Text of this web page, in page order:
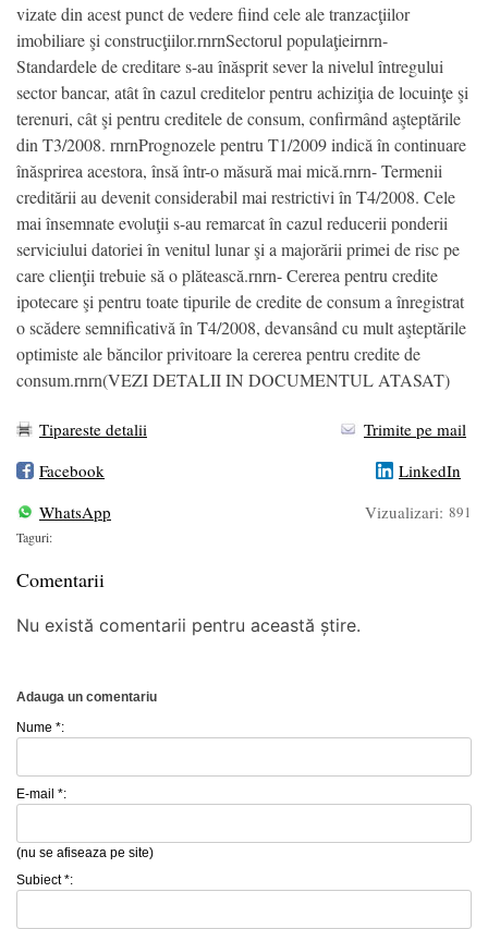
vizate din acest punct de vedere fiind cele ale tranzacţiilor
imobiliare şi construcţiilor.rnrnSectorul populaţieirnrn-
Standardele de creditare s-au înăsprit sever la nivelul întregului
sector bancar, atât în cazul creditelor pentru achiziţia de locuinţe şi
terenuri, cât şi pentru creditele de consum, confirmând aşteptările
din T3/2008. rnrnPrognozele pentru T1/2009 indică în continuare
înăsprirea acestora, însă într-o măsură mai mică.rnrn- Termenii
creditării au devenit considerabil mai restrictivi în T4/2008. Cele
mai însemnate evoluţii s-au remarcat în cazul reducerii ponderii
serviciului datoriei în venitul lunar şi a majorării primei de risc pe
care clienţii trebuie să o plătească.rnrn- Cererea pentru credite
ipotecare şi pentru toate tipurile de credite de consum a înregistrat
o scădere semnificativă în T4/2008, devansând cu mult aşteptările
optimiste ale băncilor privitoare la cererea pentru credite de
consum.rnrn(VEZI DETALII IN DOCUMENTUL ATASAT)
Tipareste detalii
Trimite pe mail
Facebook
LinkedIn
WhatsApp
Vizualizari: 891
Taguri:
Comentarii
Nu există comentarii pentru această știre.
Adauga un comentariu
Nume *:
E-mail *:
(nu se afiseaza pe site)
Subiect *: